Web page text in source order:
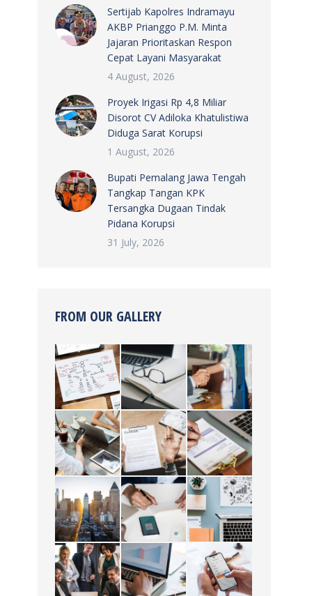
Sertijab Kapolres Indramayu
AKBP Prianggo P.M. Minta
Jajaran Prioritaskan Respon
Cepat Layani Masyarakat
4 August, 2026
Proyek Irigasi Rp 4,8 Miliar
Disorot CV Adiloka Khatulistiwa
Diduga Sarat Korupsi
1 August, 2026
Bupati Pemalang Jawa Tengah
Tangkap Tangan KPK
Tersangka Dugaan Tindak
Pidana Korupsi
31 July, 2026
FROM OUR GALLERY